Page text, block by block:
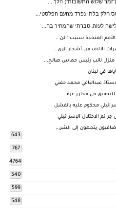
("זמר שלוש התשובות") הלך ...
חלק בלתי נפרד מהעם הפלסטי...
לעזה, סברתי שהמחיר בח...
المتحدة بسبب "الن...
الآلاف من أشجار الزي...
منزل نائب رئيس حماس صالح...
في لبنان
عبدالباقي محمد حفني
للتحقيق فى مجازر غزة...
الاحتلال الإسرائيلي
643
767
4764
540
599
548